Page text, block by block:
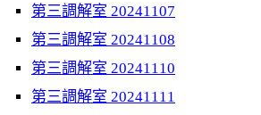
第三調解室 20241107
第三調解室 20241108
第三調解室 20241110
第三調解室 20241111